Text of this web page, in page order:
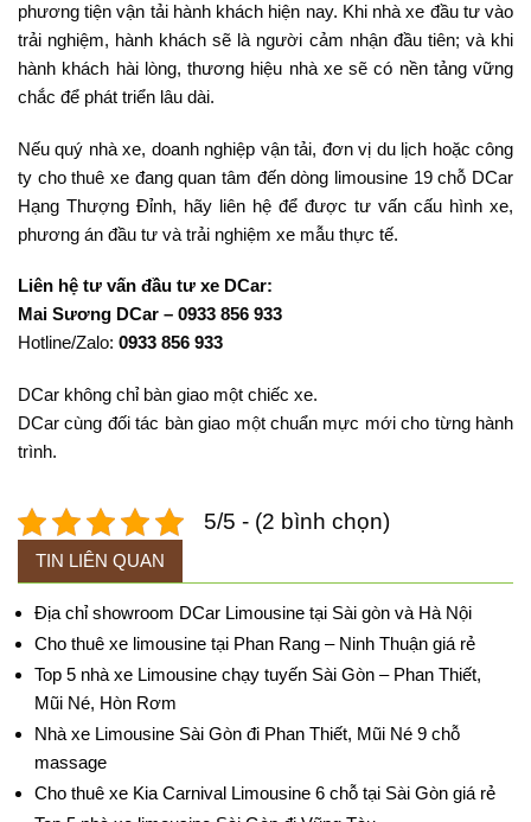
phương tiện vận tải hành khách hiện nay. Khi nhà xe đầu tư vào
trải nghiệm, hành khách sẽ là người cảm nhận đầu tiên; và khi
hành khách hài lòng, thương hiệu nhà xe sẽ có nền tảng vững
chắc để phát triển lâu dài.
Nếu quý nhà xe, doanh nghiệp vận tải, đơn vị du lịch hoặc công
ty cho thuê xe đang quan tâm đến dòng limousine 19 chỗ DCar
Hạng Thượng Đỉnh, hãy liên hệ để được tư vấn cấu hình xe,
phương án đầu tư và trải nghiệm xe mẫu thực tế.
Liên hệ tư vấn đầu tư xe DCar:
Mai Sương DCar – 0933 856 933
Hotline/Zalo: 0933 856 933
DCar không chỉ bàn giao một chiếc xe.
DCar cùng đối tác bàn giao một chuẩn mực mới cho từng hành
trình.
5/5 - (2 bình chọn)
TIN LIÊN QUAN
Địa chỉ showroom DCar Limousine tại Sài gòn và Hà Nội
Cho thuê xe limousine tại Phan Rang – Ninh Thuận giá rẻ
Top 5 nhà xe Limousine chạy tuyến Sài Gòn – Phan Thiết,
Mũi Né, Hòn Rơm
Nhà xe Limousine Sài Gòn đi Phan Thiết, Mũi Né 9 chỗ
massage
Cho thuê xe Kia Carnival Limousine 6 chỗ tại Sài Gòn giá rẻ